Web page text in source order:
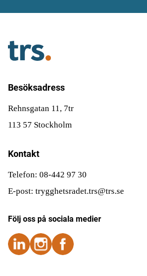
Besöksadress
Rehnsgatan 11, 7tr
113 57 Stockholm
Kontakt
Telefon: 08-442 97 30
E-post: trygghetsradet.trs@trs.se
Följ oss på sociala medier
Följ oss på Instagram
Följ oss på Instagram